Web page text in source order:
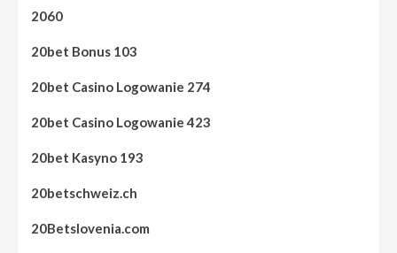
2060
20bet Bonus 103
20bet Casino Logowanie 274
20bet Casino Logowanie 423
20bet Kasyno 193
20betschweiz.ch
20Betslovenia.com